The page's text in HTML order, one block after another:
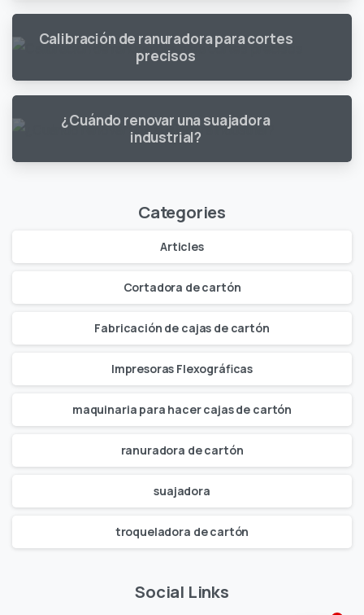
Calibración de ranuradora para cortes
precisos
¿Cuándo renovar una suajadora
industrial?
Categories
Articles
Cortadora de cartón
Fabricación de cajas de cartón
Impresoras Flexográficas
maquinaria para hacer cajas de cartón
ranuradora de cartón
suajadora
troqueladora de cartón
Social Links